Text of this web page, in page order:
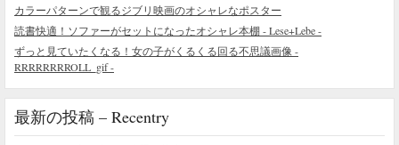
カラーパターンで観るジブリ映画のオシャレなポスター
読書快適！ソファーがセットになったオシャレ本棚 - Lese+Lebe -
ずっと見ていたくなる！女の子がくるくる回る不思議画像 -
RRRRRRRROLL_gif -
最新の投稿 – Recentry